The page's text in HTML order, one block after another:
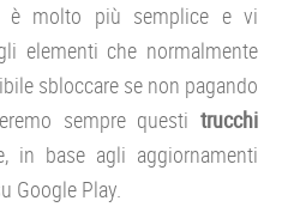
molto più semplice e vi
elementi che normalmente
sbloccare se non pagando
sempre questi trucchi
in base agli aggiornamenti
Google Play.